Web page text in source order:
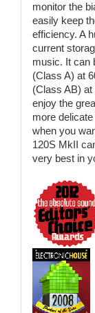
monitor the
easily keep
efficiency. A
current
music. It can
(Class A) at
(Class AB)
enjoy the
more
when you
120S MkII
very best in